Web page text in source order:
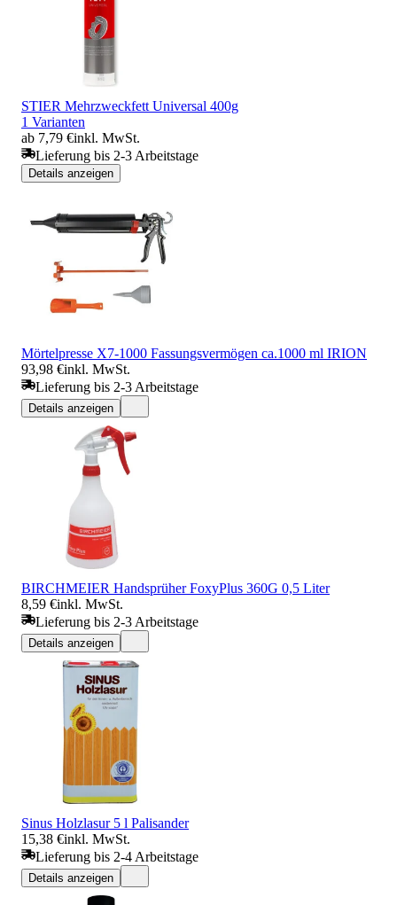
STIER Mehrzweckfett Universal 400g
1 Varianten
ab 7,79 €inkl. MwSt.
Lieferung bis 2-3 Arbeitstage
Details anzeigen
Mörtelpresse X7-1000 Fassungsvermögen ca.1000 ml IRION
93,98 €inkl. MwSt.
Lieferung bis 2-3 Arbeitstage
Details anzeigen
BIRCHMEIER Handsprüher FoxyPlus 360G 0,5 Liter
8,59 €inkl. MwSt.
Lieferung bis 2-3 Arbeitstage
Details anzeigen
Sinus Holzlasur 5 l Palisander
15,38 €inkl. MwSt.
Lieferung bis 2-4 Arbeitstage
Details anzeigen